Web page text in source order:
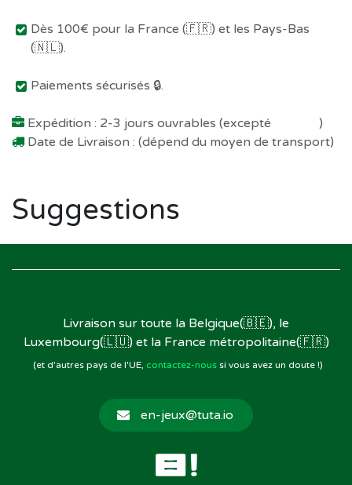
Dès 100€ pour la France (🇫🇷) et les Pays-Bas
(🇳🇱).
Paiements sécurisés 🔒.
Expédition : 2-3 jours ouvrables (excepté
)
Date de Livraison : (dépend du moyen de transport)
Suggestions
Livraison sur toute la Belgique(🇧🇪), le
Luxembourg(🇱🇺) et la France métropolitaine(🇫🇷)
(et d'autres pays de l'UE, contactez-noussi vous avez un doute !)
en-jeux@tuta.io